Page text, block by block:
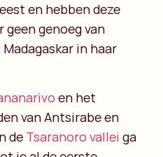
en hebben deze
genoeg van
in haar
en het
vanAntsirabe en
de Tsaranoro vallei ga